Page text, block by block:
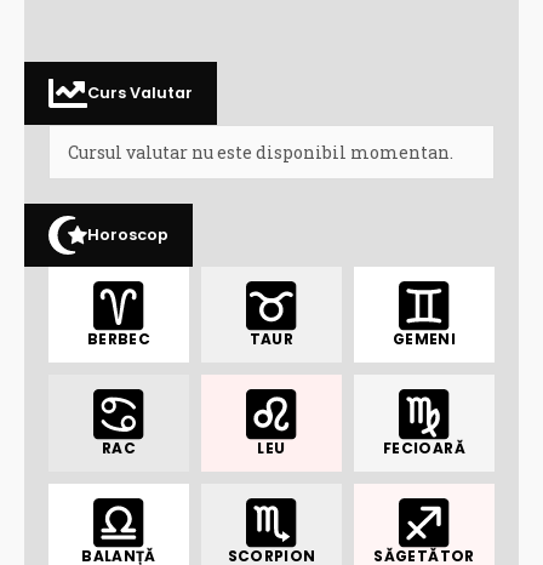
Curs Valutar
Cursul valutar nu este disponibil momentan.
Horoscop
BERBEC TAUR GEMENI
RAC LEU FECIOARĂ
BALANȚĂ SCORPION SĂGETĂTOR